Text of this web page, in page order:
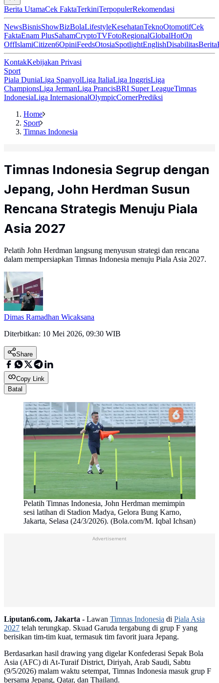
Berita UtamaCek FaktaTerkiniTerpopulerRekomendasi
NewsBisnisShowBizBolaLifestyleKesehatanTeknoOtomotifCek
FaktaEnam PlusSahamCryptoTVFotoRegionalGlobalHotOn
OffIslamiCitizen6OpiniFeedsOtosiaSpotlightEnglishDisabilitasBerita
KontakKebijakan Privasi
Sport
Piala DuniaLiga SpanyolLiga ItaliaLiga InggrisLiga
ChampionsLiga JermanLiga PrancisBRI Super LeagueTimnas
IndonesiaLiga InternasionalOlympicCornerPrediksi
Home
Sport
Timnas Indonesia
Timnas Indonesia Segrup dengan
Jepang, John Herdman Susun
Rencana Strategis Menuju Piala
Asia 2027
Pelatih John Herdman langsung menyusun strategi dan rencana
dalam mempersiapkan Timnas Indonesia menuju Piala Asia 2027.
Dimas Ramadhan Wicaksana
Diterbitkan: 10 Mei 2026, 09:30 WIB
Share
Copy Link
Batal
Pelatih Timnas Indonesia, John Herdman memimpin
sesi latihan di Stadion Madya, Gelora Bung Karno,
Jakarta, Selasa (24/3/2026). (Bola.com/M. Iqbal Ichsan)
Advertisement
Liputan6.com, Jakarta - Lawan Timnas Indonesia di Piala Asia
2027 telah terungkap. Skuad Garuda tergabung di grup F yang
berisikan tim-tim kuat, termasuk tim favorit juara Jepang.
Berdasarkan hasil drawing yang digelar Konfederasi Sepak Bola
Asia (AFC) di At-Turaif District, Diriyah, Arab Saudi, Sabtu
(9/5/2026) malam waktu setempat, Timnas Indonesia masuk grup F
bersama Jepang, Qatar, dan Thailand.